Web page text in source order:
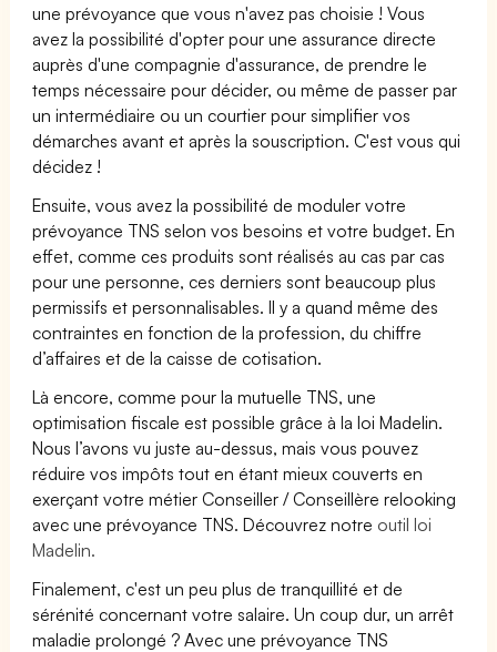
une prévoyance que vous n'avez pas choisie ! Vous
avez la possibilité d'opter pour une assurance directe
auprès d'une compagnie d'assurance, de prendre le
temps nécessaire pour décider, ou même de passer par
un intermédiaire ou un courtier pour simplifier vos
démarches avant et après la souscription. C'est vous qui
décidez !
Ensuite, vous avez la possibilité de moduler votre
prévoyance TNS selon vos besoins et votre budget. En
effet, comme ces produits sont réalisés au cas par cas
pour une personne, ces derniers sont beaucoup plus
permissifs et personnalisables. Il y a quand même des
contraintes en fonction de la profession, du chiffre
d’affaires et de la caisse de cotisation.
Là encore, comme pour la mutuelle TNS, une
optimisation fiscale est possible grâce à la loi Madelin.
Nous l’avons vu juste au-dessus, mais vous pouvez
réduire vos impôts tout en étant mieux couverts en
exerçant votre métier Conseiller / Conseillère relooking
avec une prévoyance TNS. Découvrez notre outil loi
Madelin.
Finalement, c'est un peu plus de tranquillité et de
sérénité concernant votre salaire. Un coup dur, un arrêt
maladie prolongé ? Avec une prévoyance TNS